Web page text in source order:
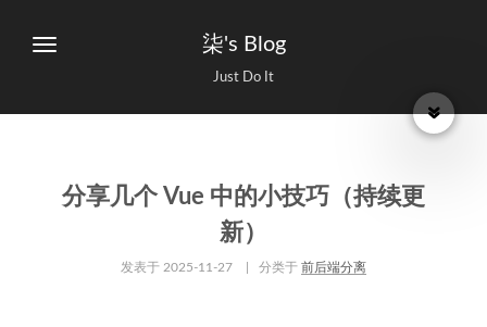
柒's Blog
Just Do It
分享几个 Vue 中的小技巧（持续更
新）
发表于 2025-11-27 | 分类于 前后端分离